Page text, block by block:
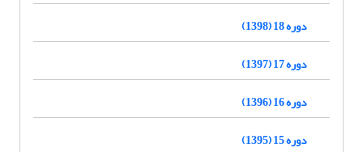
دوره 18 (1398)
دوره 17 (1397)
دوره 16 (1396)
دوره 15 (1395)